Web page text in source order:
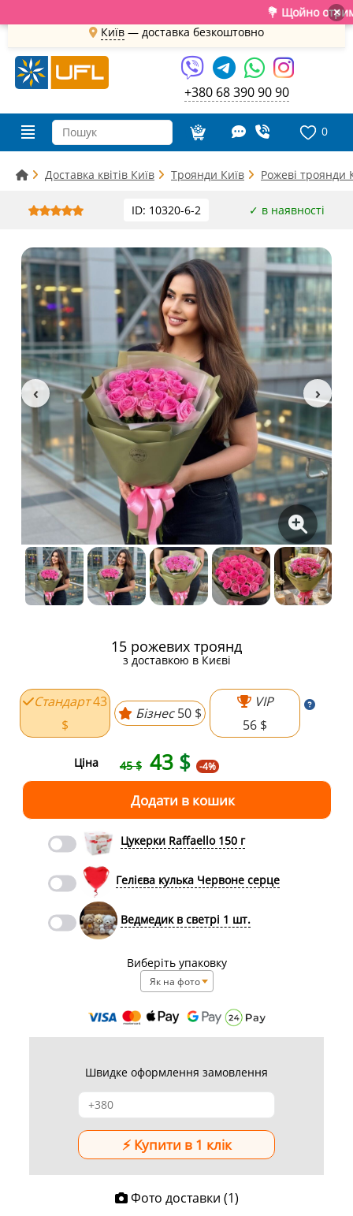
💐 Щойно отримали
×
Київ — доставка безкоштовно
+380 68 390 90 90
0
Доставка квітів Київ Троянди Київ Рожеві троянди
ID: 10320-6-2 ✓ в наявності
15 рожевих троянд
з доставкою в Києві
Стандарт43
$
Бізнес 50 $
VIP
56 $
Ціна 45 $ 43 $ -4%
Цукерки Raffaello 150 г
Гелієва кулька Червоне серце
Ведмедик в светрі 1 шт.
Виберіть упаковку
Як на фото
Швидке оформлення замовлення
Фото доставки (1)